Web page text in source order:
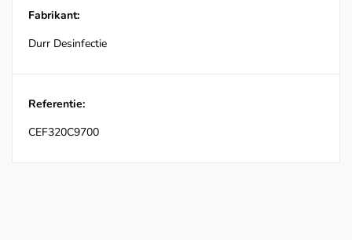
Fabrikant:
Durr Desinfectie
Referentie:
CEF320C9700